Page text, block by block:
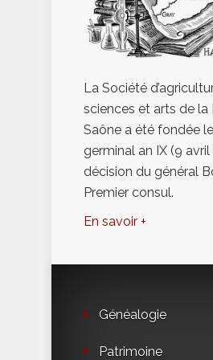
La Société
sciences et arts de la
Saône a été fondée
germinal an IX (9 avril
décision du général
Premier consul.
En savoir +
Généalogie
Patrimoine